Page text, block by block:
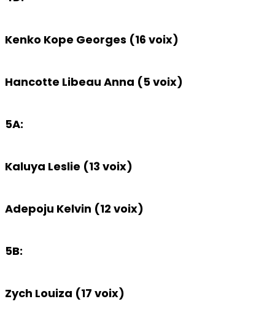
Kenko Kope Georges (16 voix)
Hancotte Libeau Anna (5 voix)
5A:
Kaluya Leslie (13 voix)
Adepoju Kelvin (12 voix)
5B:
Zych Louiza (17 voix)